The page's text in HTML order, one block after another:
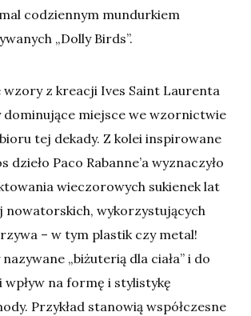
codziennym mundurkiem
„Dolly Birds”.
z kreacji Ives Saint Laurenta
dominujące miejsce we wzornictwie
tej dekady. Z kolei inspirowane
dzieło Paco Rabanne’a wyznaczyło
wieczorowych sukienek lat
nowatorskich, wykorzystujących
– w tym plastik czy metal!
„biżuterią dla ciała” i do
wpływ na formę i stylistykę
Przykład stanowią współczesne